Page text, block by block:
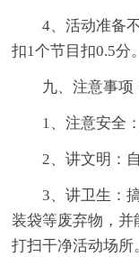
4、活动准备
扣1个节目扣0.5分。
九、注意事项
1、注意安全
2、讲文明：
3、讲卫生：
装袋等废弃物，并
打扫干净活动场所